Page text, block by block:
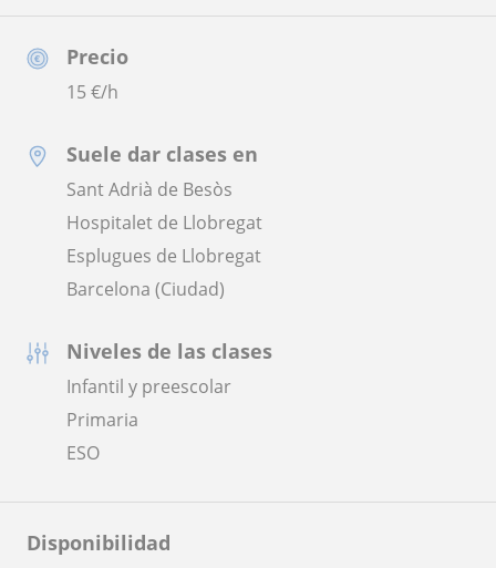
Precio
15€/h
Suele dar clases en
Sant Adrià de Besòs
Hospitalet de Llobregat
Esplugues de Llobregat
Barcelona (Ciudad)
Niveles de las clases
Infantil y preescolar
Primaria
ESO
Disponibilidad